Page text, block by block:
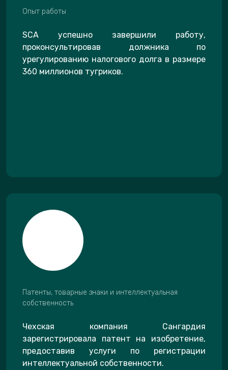
Опыт работы
SCA успешно завершили работу,
проконсультировав должника по
урегулированию налогового долга в размере
360 миллионов тугриков.
Патенты, товарные знаки и интеллектуальная
собственность
Чехская компания Сангардия
зарегистрировала патент на изобретение,
предоставив услуги по регистрации
интеллектуальной собственности.